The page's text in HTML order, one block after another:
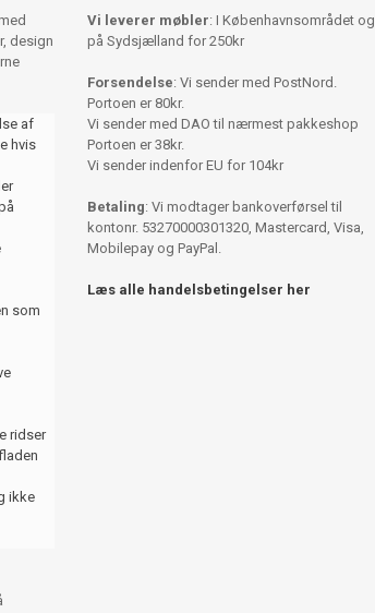
design
af
hvis
som
ridser
ikke
Vi leverer møbler: I Københavnsområdet og
på Sydsjælland for 250kr
Forsendelse: Vi sender med PostNord.
Portoen er 80kr.
Vi sender med DAO til nærmest pakkeshop
Portoen er 38kr.
Vi sender indenfor EU for 104kr
Betaling: Vi modtager bankoverførsel til
kontonr. 53270000301320, Mastercard, Visa,
Mobilepay og PayPal.
Læs alle handelsbetingelser her